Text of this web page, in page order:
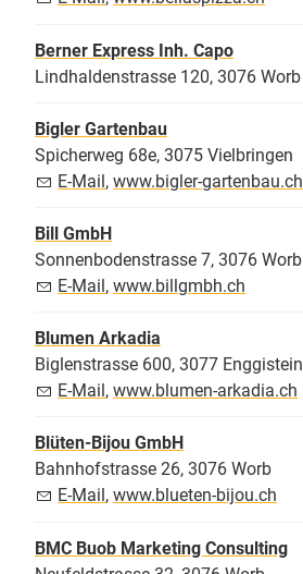
Berner Express Inh. Capo
Lindhaldenstrasse 120, 3076 Worb
Bigler Gartenbau
Spicherweg 68e, 3075 Vielbringen
E-Mail, www.bigler-gartenbau.ch
Bill GmbH
Sonnenbodenstrasse 7, 3076 Worb
E-Mail, www.billgmbh.ch
Blumen Arkadia
Biglenstrasse 600, 3077 Enggistein
E-Mail , www.blumen-arkadia.ch
Blüten-Bijou GmbH
Bahnhofstrasse 26, 3076 Worb
E-Mail , www.blueten-bijou.ch
BMC Buob Marketing Consulting